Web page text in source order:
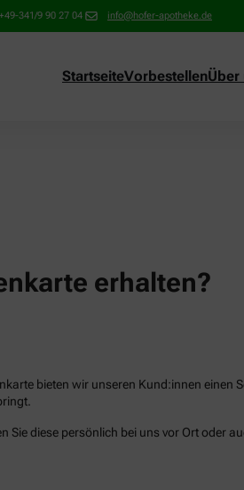
+49-341/9 90 27 04 info@hofer-apotheke.de
StartseiteVorbestellenÜber
erhalten?
bieten wir unseren Kund:innen einen
diese persönlich bei uns vor Ort oder